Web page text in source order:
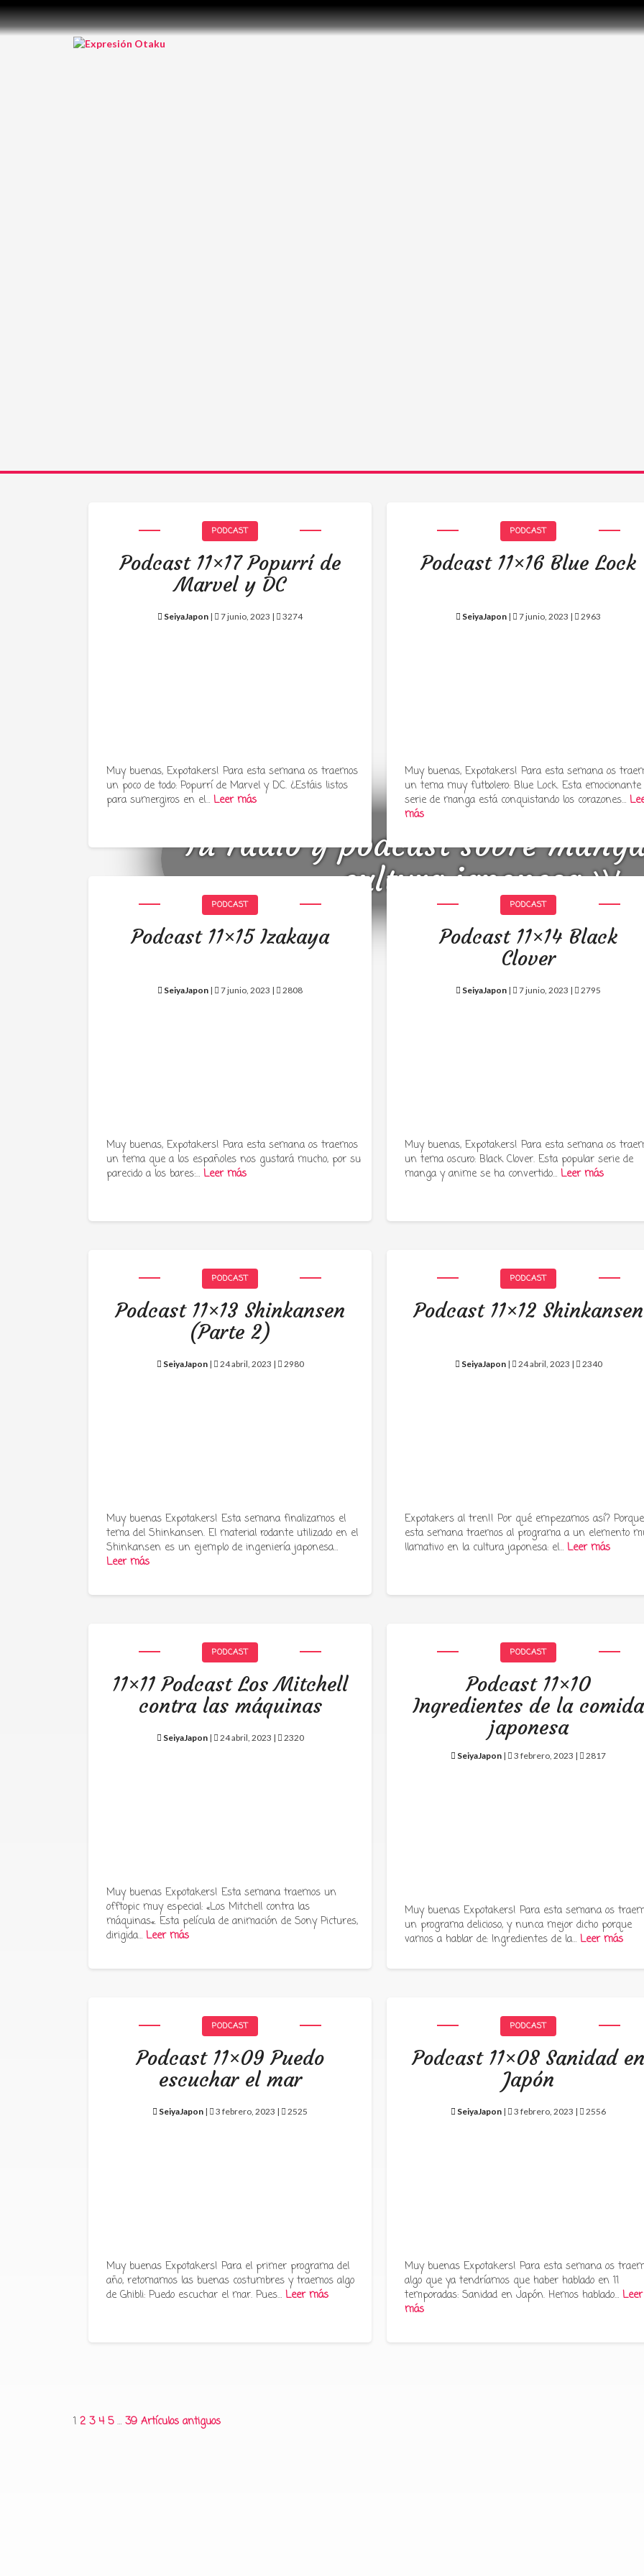
Tu radio y podcast sobre
cultura japonesa ツ
PODCAST
Podcast 11×17 Popurrí de
Marvel y DC
SeiyaJapon | 7 junio, 2023 | 3274
Muy buenas, Expotakers! Para esta semana os traemos
un poco de todo: Popurrí de Marvel y DC. ¿Estáis listos
para sumergiros en el…Leer más
PODCAST
Podcast 11×16 Blue Lock
SeiyaJapon | 7 junio, 2023 | 2963
Muy buenas, Expotakers! Para esta semana os
un tema muy futbolero: Blue Lock. Esta emocionante
serie de manga está conquistando los corazones…
más
PODCAST
Podcast 11×15 Izakaya
SeiyaJapon | 7 junio, 2023 | 2808
Muy buenas, Expotakers! Para esta semana os traemos
un tema que a los españoles nos gustará mucho, por su
parecido a los bares:…Leer más
PODCAST
Podcast 11×14 Black
Clover
SeiyaJapon | 7 junio, 2023 | 2795
Muy buenas, Expotakers! Para esta semana os
un tema oscuro: Black Clover. Esta popular serie de
manga y anime se ha convertido…Leer más
PODCAST
Podcast 11×13 Shinkansen
(Parte 2)
SeiyaJapon| 24 abril, 2023 | 2980
Muy buenas Expotakers! Esta semana finalizamos el
tema del Shinkansen. El material rodante utilizado en el
Shinkansen es un ejemplo de ingeniería japonesa…
Leer más
PODCAST
Podcast 11×12 Shinkansen
SeiyaJapon| 24 abril, 2023 | 2340
Expotakers al tren!! Por qué empezamos así? Porque
esta semana traemos al programa a un elemento
llamativo en la cultura japonesa: el…Leer más
PODCAST
11×11 Podcast Los Mitchell
contra las máquinas
SeiyaJapon| 24 abril, 2023 | 2320
Muy buenas Expotakers! Esta semana traemos un
offtopic muy especial: «Los Mitchell contra las
máquinas«. Esta película de animación de Sony Pictures,
dirigida…Leer más
PODCAST
Podcast 11×10
Ingredientes de la comida
japonesa
SeiyaJapon | 3 febrero, 2023 | 2817
Muy buenas Expotakers! Para esta semana os
un programa delicioso, y nunca mejor dicho porque
vamos a hablar de: Ingredientes de la…Leer más
PODCAST
Podcast 11×09 Puedo
escuchar el mar
SeiyaJapon | 3 febrero, 2023 | 2525
Muy buenas Expotakers! Para el primer programa del
año, retomamos las buenas costumbres y traemos algo
de Ghibli: Puedo escuchar el mar. Pues…Leer más
PODCAST
Podcast 11×08 Sanidad en
Japón
SeiyaJapon | 3 febrero, 2023 | 2556
Muy buenas Expotakers! Para esta semana os
algo que ya tendríamos que haber hablado en 11
temporadas: Sanidad en Japón. Hemos hablado…Leer
más
Paginación
1 2 3 4 5 … 39 Artículos antiguos